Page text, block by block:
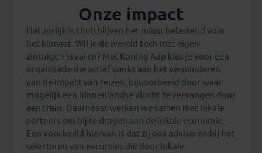
Onze impact
Natuurlijk is thuisblijven het minst belastend voor
het klimaat. Wil je de wereld toch met eigen
zintuigen ervaren? Met Koning Aap kies je voor een
organisatie die actief werkt aan het verminderen
van de impact van reizen, bijvoorbeeld door waar
mogelijk een binnenlandse vlucht te vervangen door
een trein. Daarnaast werken we samen met lokale
partners om bij te dragen aan de lokale economie.
Een voorbeeld hiervan is dat zij ons adviseren bij het
selecteren van excursies die door lokale